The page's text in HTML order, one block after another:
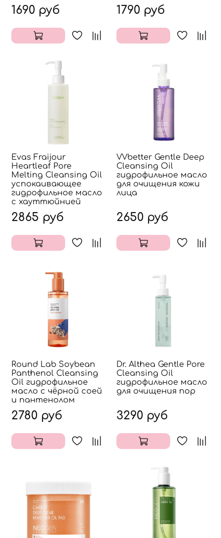
1690 руб 1790 руб
Evas Fraijour
Heartleaf Pore
Melting Cleansing Oil
успокаивающее
гидрофильное масло
с хауттюйнией
2865 руб
VVbetter Gentle Deep
Cleansing Oil
гидрофильное масло
для очищения кожи
лица
2650 руб
Round Lab Soybean
Panthenol Cleansing
Oil гидрофильное
масло с чёрной соей
и пантенолом
2780 руб
Dr. Althea Gentle Pore
Cleansing Oil
гидрофильное масло
для очищения пор
3290 руб